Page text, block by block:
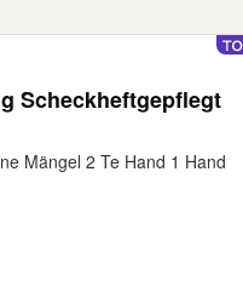
Mängel 2 Te Hand 1 Hand